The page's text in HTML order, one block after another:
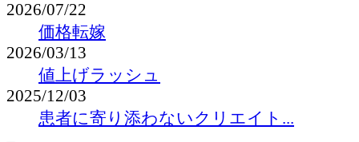
2026/07/22
価格転嫁
2026/03/13
値上げラッシュ
2025/12/03
患者に寄り添わないクリエイト...